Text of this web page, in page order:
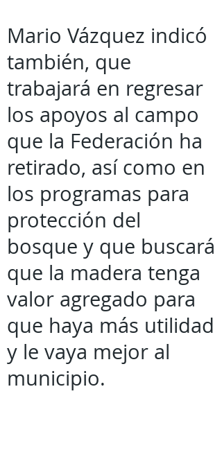
Mario Vázquez indicó
también, que
trabajará en regresar
los apoyos al campo
que la Federación ha
retirado, así como en
los programas para
protección del
bosque y que buscará
que la madera tenga
valor agregado para
que haya más utilidad
y le vaya mejor al
municipio.